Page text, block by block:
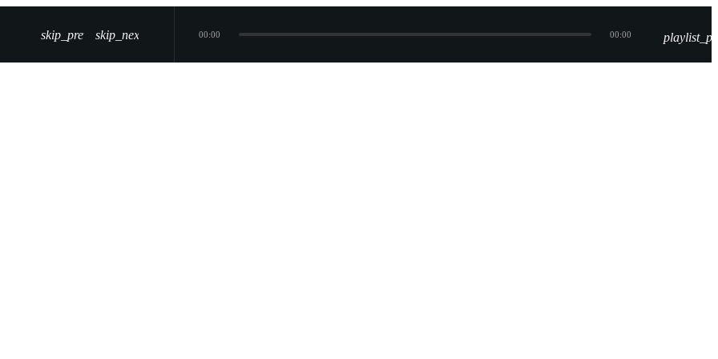
skip_previousskip_next 00:00 00:00